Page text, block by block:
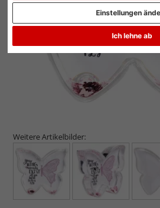
Ich lehne ab
Einstellungen
Zurück
Weitere Artikelbilder: